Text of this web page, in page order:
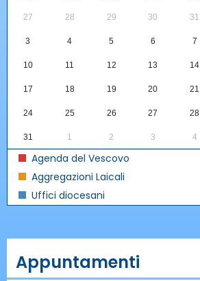
27 28 29 30 31
3 4 5 6 7
10 11 12 13 14
17 18 19 20 21
24 25 26 27 28
31 1 2 3 4
Agenda del Vescovo
Aggregazioni Laicali
Uffici diocesani
Appuntamenti